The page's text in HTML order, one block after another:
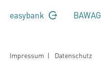
easybank BAWAG
Impressum | Datenschutz